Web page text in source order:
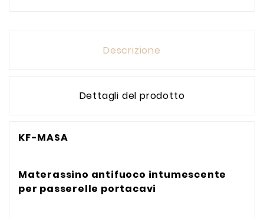
Descrizione
Dettagli del prodotto
KF-MASA
Materassino antifuoco intumescente
per passerelle portacavi